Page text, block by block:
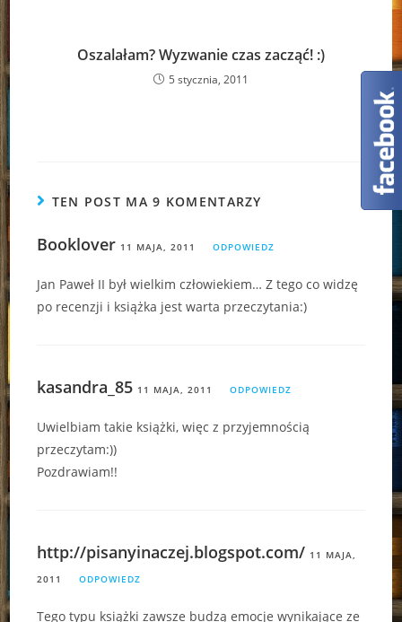
Oszalałam? Wyzwanie czas zacząć! :)
5 stycznia, 2011
TEN POST MA 9 KOMENTARZY
Booklover 11 MAJA, 2011 ODPOWIEDZ
Jan Paweł II był wielkim człowiekiem… Z tego co widzę
po recenzji i książka jest warta przeczytania:)
kasandra_85 11 MAJA, 2011 ODPOWIEDZ
Uwielbiam takie książki, więc z przyjemnością
przeczytam:))
Pozdrawiam!!
http://pisanyinaczej.blogspot.com/ 11 MAJA,
2011
ODPOWIEDZ
Tego typu książki zawsze budzą emocje wynikające ze